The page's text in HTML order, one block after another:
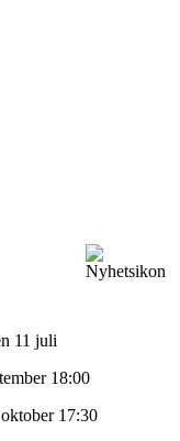
11 juli
18:00
17:30